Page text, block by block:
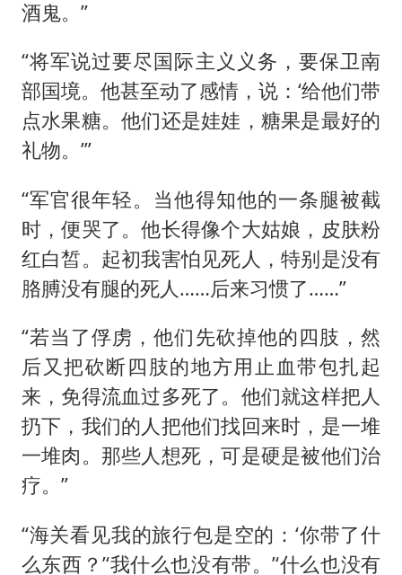
酒鬼。”
“将军说过要尽国际主义义务，要保卫南
部国境。他甚至动了感情，说：‘给他们带
点水果糖。他们还是娃娃，糖果是最好的
礼物。’”
“军官很年轻。当他得知他的一条腿被截
时，便哭了。他长得像个大姑娘，皮肤粉
红白皙。起初我害怕见死人，特别是没有
胳膊没有腿的死人……后来习惯了……”
“若当了俘虏，他们先砍掉他的四肢，然
后又把砍断四肢的地方用止血带包扎起
来，免得流血过多死了。他们就这样把人
扔下，我们的人把他们找回来时，是一堆
一堆肉。那些人想死，可是硬是被他们治
疗。”
“海关看见我的旅行包是空的：‘你带了什
么东西？’‘我什么也没有带。’‘什么也没有